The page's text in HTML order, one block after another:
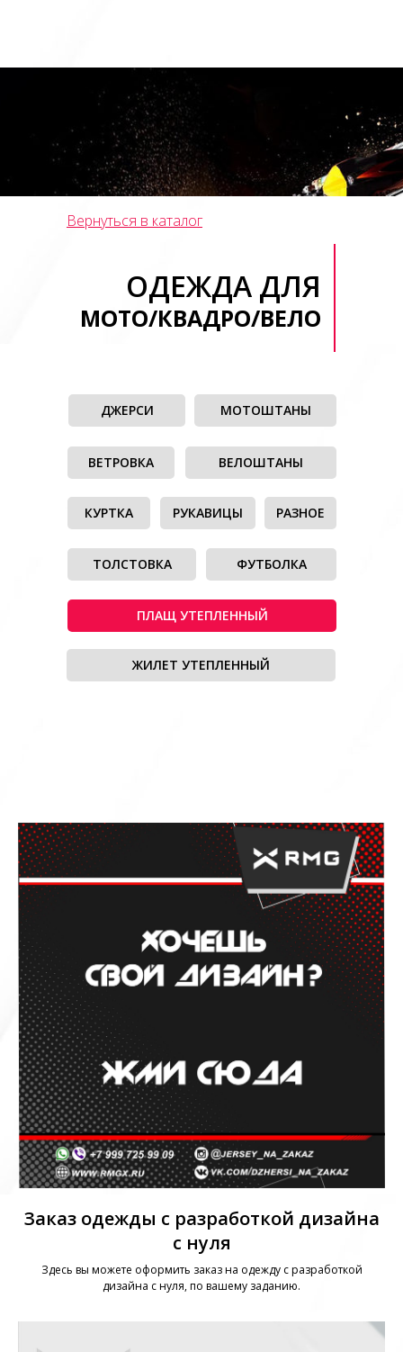
ОДЕЖДА ДЛЯ
МОТО/КВАДРО/ВЕЛО
Вернуться в каталог
ДЖЕРСИ МОТОШТАНЫ
ВЕЛОШТАНЫ
ТОЛСТОВКА
ВЕТРОВКА
КУРТКА РУКАВИЦЫ
ФУТБОЛКА
ПЛАЩ УТЕПЛЕННЫЙ
ЖИЛЕТ УТЕПЛЕННЫЙ
РАЗНОЕ
Заказ одежды с разработкой дизайна
с нуля
Здесь вы можете оформить заказ на одежду с разработкой
дизайна с нуля, по вашему заданию.